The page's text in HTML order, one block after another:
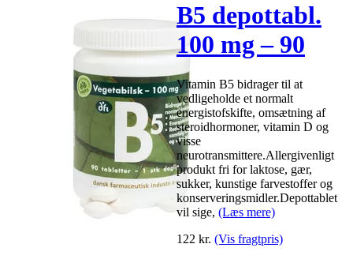
B5 depottabl.
100 mg – 90
tabl.
Vitamin B5 bidrager til at
vedligeholde et normalt
energistofskifte, omsætning af
steroidhormoner, vitamin D og
visse
neurotransmittere.Allergivenligt
produkt fri for laktose, gær,
sukker, kunstige farvestoffer og
konserveringsmidler.Depottablet
vil sige, (Læs mere)
122 kr. (Vis fragtpris)